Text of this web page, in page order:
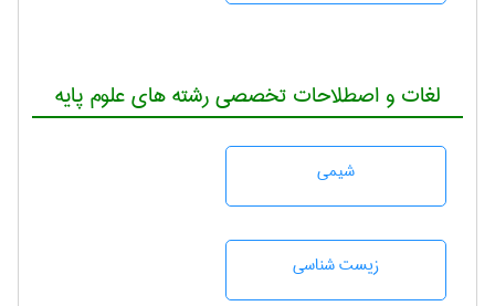
لغات و اصطلاحات تخصصی رشته های علوم پایه
شيمی
زيست شناسی